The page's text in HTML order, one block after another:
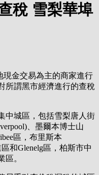
稅 雪梨華埠
現金交易為主的商家進行
所謂黑市經濟進行的查稅
中城區，包括雪梨唐人街
、墨爾本博士山
區，布里斯本
和Glenelg區，柏斯市中
區。